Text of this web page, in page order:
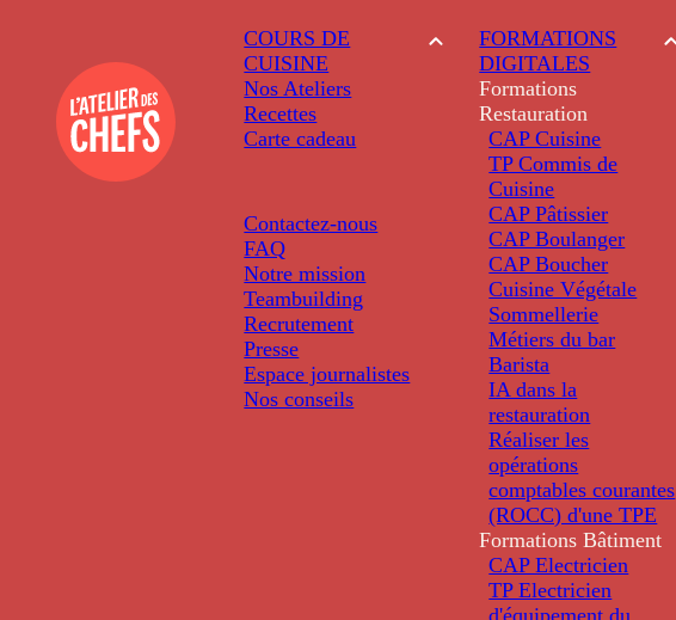
COURS DE
CUISINE
Nos Ateliers
Recettes
Carte cadeau
Contactez-nous
FAQ
Notre mission
Teambuilding
Recrutement
Presse
Espace journalistes
Nos conseils
FORMATIONS
DIGITALES
Formations
Restauration
CAP Cuisine
TP Commis de
Cuisine
CAP Pâtissier
CAP Boulanger
CAP Boucher
Cuisine Végétale
Sommellerie
Métiers du bar
Barista
IA dans la
restauration
Réaliser les
opérations
comptables courantes
(ROCC) d'une TPE
Formations Bâtiment
CAP Electricien
TP Electricien
d'équipement du